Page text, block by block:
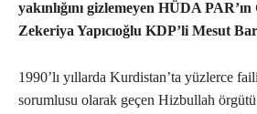
yakınlığını gizlemeyen HÜDA
Zekeriya Yapıcıoğlu KDP’li Mesut
1990’lı yıllarda Kurdistan’ta yüzlerce
sorumlusu olarak geçen Hizbullah örgütü